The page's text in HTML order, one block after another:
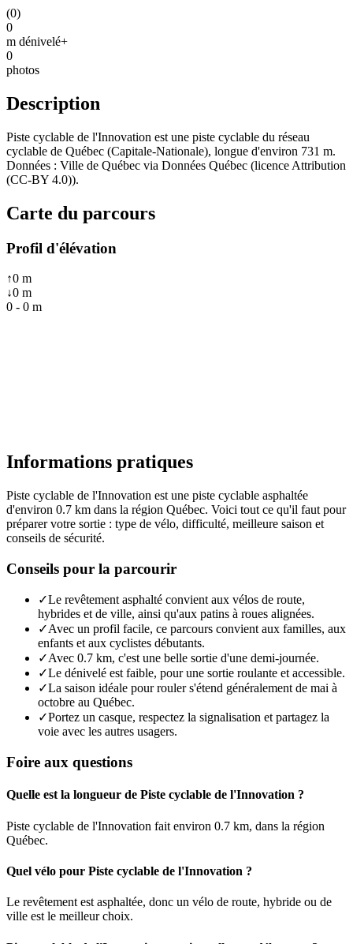
(0)
0
m dénivelé+
0
photos
Description
Piste cyclable de l'Innovation est une piste cyclable du réseau
cyclable de Québec (Capitale-Nationale), longue d'environ 731 m.
Données : Ville de Québec via Données Québec (licence Attribution
(CC-BY 4.0)).
Carte du parcours
Profil d'élévation
↑0 m
↓0 m
0 - 0 m
Informations pratiques
Piste cyclable de l'Innovation est une piste cyclable asphaltée
d'environ 0.7 km dans la région Québec. Voici tout ce qu'il faut pour
préparer votre sortie : type de vélo, difficulté, meilleure saison et
conseils de sécurité.
Conseils pour la parcourir
✓Le revêtement asphalté convient aux vélos de route,
hybrides et de ville, ainsi qu'aux patins à roues alignées.
✓Avec un profil facile, ce parcours convient aux familles, aux
enfants et aux cyclistes débutants.
✓Avec 0.7 km, c'est une belle sortie d'une demi-journée.
✓Le dénivelé est faible, pour une sortie roulante et accessible.
✓La saison idéale pour rouler s'étend généralement de mai à
octobre au Québec.
✓Portez un casque, respectez la signalisation et partagez la
voie avec les autres usagers.
Foire aux questions
Quelle est la longueur de Piste cyclable de l'Innovation ?
Piste cyclable de l'Innovation fait environ 0.7 km, dans la région
Québec.
Quel vélo pour Piste cyclable de l'Innovation ?
Le revêtement est asphaltée, donc un vélo de route, hybride ou de
ville est le meilleur choix.